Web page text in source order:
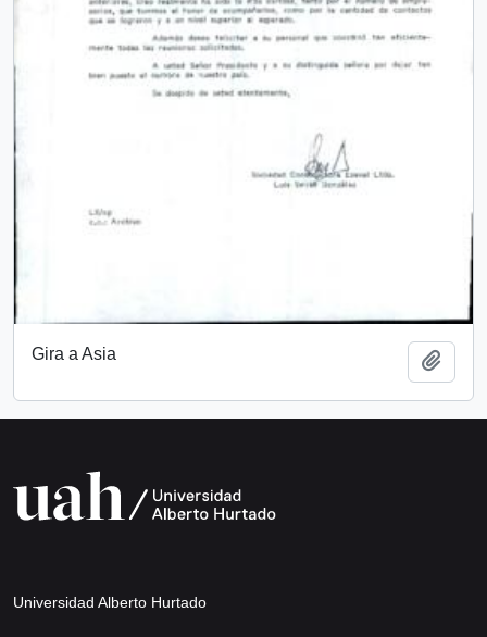
Gira a Asia
Universidad Alberto Hurtado